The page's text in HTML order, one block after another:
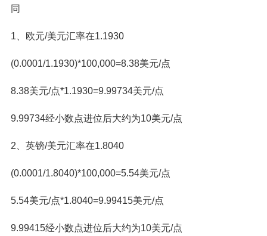
同
1、欧元/美元汇率在1.1930
(0.0001/1.1930)*100,000=8.38美元/点
8.38美元/点*1.1930=9.99734美元/点
9.99734经小数点进位后大约为10美元/点
2、英镑/美元汇率在1.8040
(0.0001/1.8040)*100,000=5.54美元/点
5.54美元/点*1.8040=9.99415美元/点
9.99415经小数点进位后大约为10美元/点